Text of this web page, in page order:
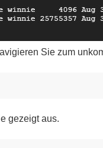
Sie zum
gezeigt aus.